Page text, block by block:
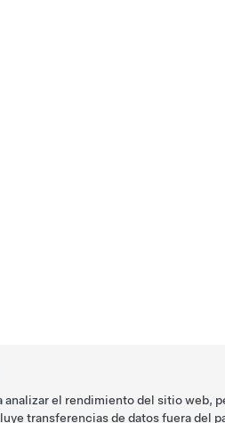
el rendimiento del sitio web,
transferencias de datos fuera del